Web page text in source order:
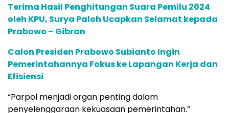
Terima Hasil Penghitungan Suara Pemilu 2024
oleh KPU, Surya Paloh Ucapkan Selamat kepada
Prabowo – Gibran
Calon Presiden Prabowo Subianto Ingin
Pemerintahannya Fokus ke Lapangan Kerja dan
Efisiensi
“Parpol menjadi organ penting dalam
penyelenggaraan kekuasaan pemerintahan.”